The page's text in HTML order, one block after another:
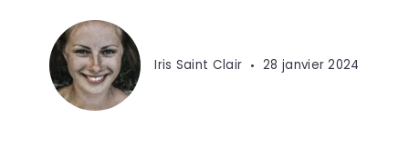
secret
Iris Saint Clair 28 janvier 2024